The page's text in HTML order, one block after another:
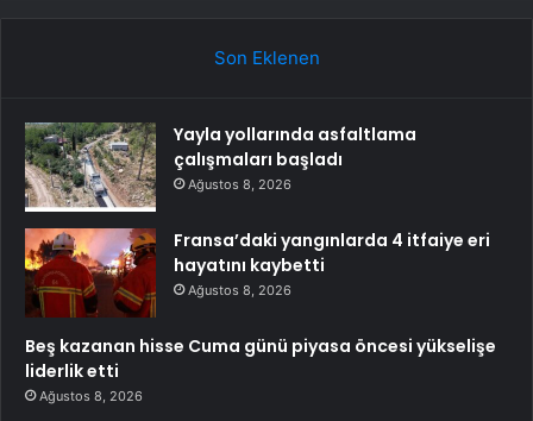
Son Eklenen
Yayla yollarında asfaltlama
çalışmaları başladı
Ağustos 8, 2026
Fransa’daki yangınlarda 4 itfaiye eri
hayatını kaybetti
Ağustos 8, 2026
Beş kazanan hisse Cuma günü piyasa öncesi yükselişe
liderlik etti
Ağustos 8, 2026